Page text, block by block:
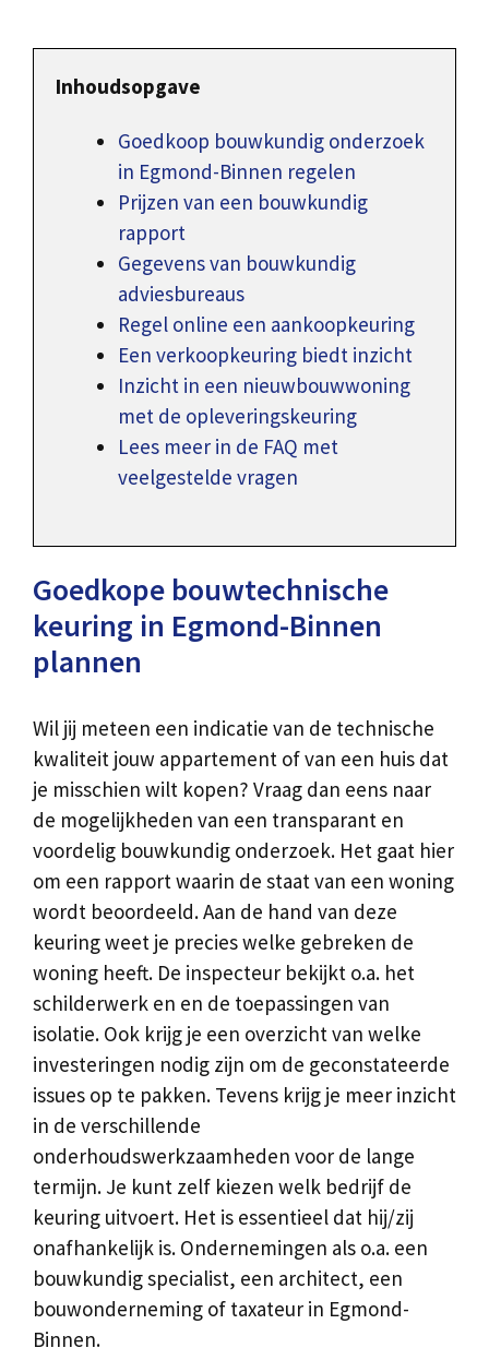
Inhoudsopgave
Goedkoop bouwkundig onderzoek
in Egmond-Binnen regelen
Prijzen van een bouwkundig
rapport
Gegevens van bouwkundig
adviesbureaus
Regel online een aankoopkeuring
Een verkoopkeuring biedt inzicht
Inzicht in een nieuwbouwwoning
met de opleveringskeuring
Lees meer in de FAQ met
veelgestelde vragen
Goedkope bouwtechnische
keuring in Egmond-Binnen
plannen
Wil jij meteen een indicatie van de technische
kwaliteit jouw appartement of van een huis dat
je misschien wilt kopen? Vraag dan eens naar
de mogelijkheden van een transparant en
voordelig bouwkundig onderzoek. Het gaat hier
om een rapport waarin de staat van een woning
wordt beoordeeld. Aan de hand van deze
keuring weet je precies welke gebreken de
woning heeft. De inspecteur bekijkt o.a. het
schilderwerk en en de toepassingen van
isolatie. Ook krijg je een overzicht van welke
investeringen nodig zijn om de geconstateerde
issues op te pakken. Tevens krijg je meer inzicht
in de verschillende
onderhoudswerkzaamheden voor de lange
termijn. Je kunt zelf kiezen welk bedrijf de
keuring uitvoert. Het is essentieel dat hij/zij
onafhankelijk is. Ondernemingen als o.a. een
bouwkundig specialist, een architect, een
bouwonderneming of taxateur in Egmond-
Binnen.